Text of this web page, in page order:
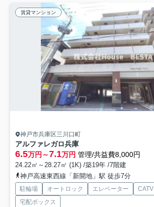
賃貸マンション
神戸市兵庫区三川口町
アルファレガロ兵庫
6.5万円～7.1万円 管理/共益費8,000円
24.22㎡～28.27㎡ (1K) /築19年 /7階建
神戸高速東西線「新開地」駅 徒歩7分
駐輪場 オートロック エレベーター CATV
宅配ボックス